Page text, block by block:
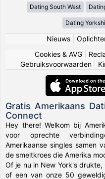
Dating South West
Dating
Nieuws|
Cookies & AVG
Gebruiksvoorwaarden
Gratis Amerikaans
Connect
Hey there! Welkom bij
voor oprechte
Amerikaanse singles samen
de smeltkroes die Amerika
Of je nu in New York's
of een van onze 50